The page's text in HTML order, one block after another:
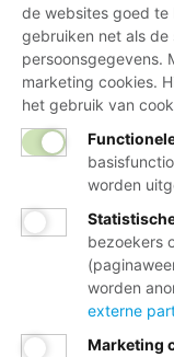
de websites goed te
gebruiken net als
persoonsgegevens.
marketing cookies.
het gebruik van
worden
bezoekers
worden
externe
Marketing